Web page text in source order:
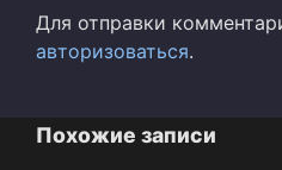
Для отправки
авторизоваться.
Похожие записи